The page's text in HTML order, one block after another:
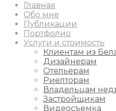
Главная
Обо мне
Публикации
Портфолио
Услуги и стоимость
Клиентам из
Дизайнерам
Отельерам
Риелторам
Владельцам
Застройщикам
Видеосъемка